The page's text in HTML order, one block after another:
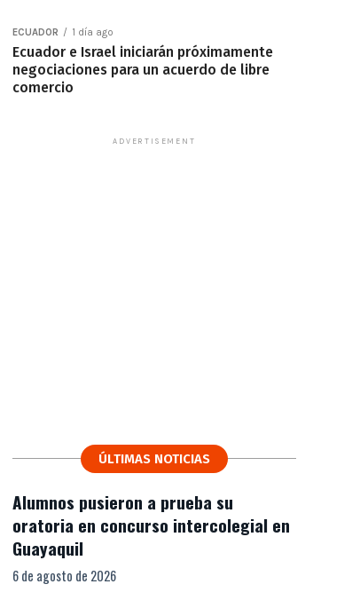
ECUADOR 1 día ago
Ecuador e Israel iniciarán próximamente
negociaciones para un acuerdo de libre
comercio
ADVERTISEMENT
ÚLTIMAS NOTICIAS
Alumnos pusieron a prueba su
oratoria en concurso intercolegial en
Guayaquil
6 de agosto de 2026